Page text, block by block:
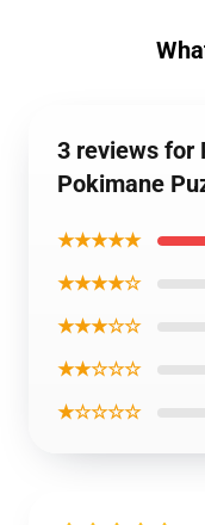
3 reviews for
Pokimane
★★★★★
★★★★☆
★★★☆☆
★★☆☆☆
★☆☆☆☆